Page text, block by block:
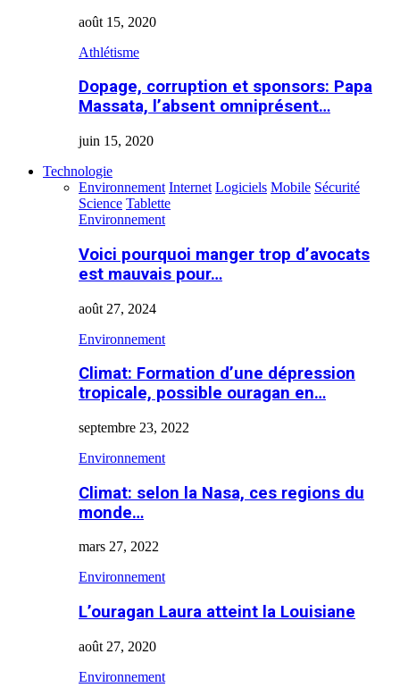
août 15, 2020
Athlétisme
Dopage, corruption et sponsors: Papa
Massata, l’absent omniprésent…
juin 15, 2020
Technologie
Environnement Internet Logiciels Mobile Sécurité
Science Tablette
Environnement
Voici pourquoi manger trop d’avocats
est mauvais pour…
août 27, 2024
Environnement
Climat: Formation d’une dépression
tropicale, possible ouragan en…
septembre 23, 2022
Environnement
Climat: selon la Nasa, ces regions du
monde…
mars 27, 2022
Environnement
L’ouragan Laura atteint la Louisiane
août 27, 2020
Environnement